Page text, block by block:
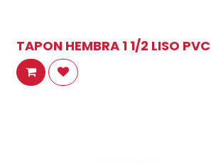
TAPON HEMBRA 1 1/2 LISO PVC